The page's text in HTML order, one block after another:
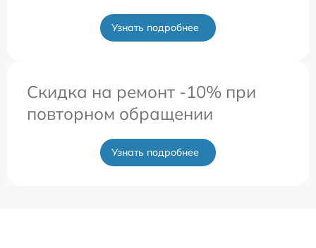
Узнать подробнее
Скидка на ремонт -10% при
повторном обращении
Узнать подробнее